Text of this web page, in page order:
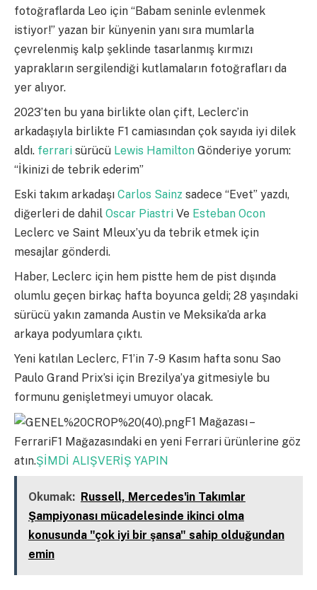
fotoğraflarda Leo için “Babam seninle evlenmek
istiyor!” yazan bir künyenin yanı sıra mumlarla
çevrelenmiş kalp şeklinde tasarlanmış kırmızı
yaprakların sergilendiği kutlamaların fotoğrafları da
yer alıyor.
2023’ten bu yana birlikte olan çift, Leclerc’in
arkadaşıyla birlikte F1 camiasından çok sayıda iyi dilek
aldı. ferrari sürücü Lewis Hamilton Gönderiye yorum:
“İkinizi de tebrik ederim”
Eski takım arkadaşı Carlos Sainz sadece “Evet” yazdı,
diğerleri de dahil Oscar Piastri Ve Esteban Ocon
Leclerc ve Saint Mleux’yu da tebrik etmek için
mesajlar gönderdi.
Haber, Leclerc için hem pistte hem de pist dışında
olumlu geçen birkaç hafta boyunca geldi; 28 yaşındaki
sürücü yakın zamanda Austin ve Meksika’da arka
arkaya podyumlara çıktı.
Yeni katılan Leclerc, F1’in 7-9 Kasım hafta sonu Sao
Paulo Grand Prix’si için Brezilya’ya gitmesiyle bu
formunu genişletmeyi umuyor olacak.
F1 Mağazası –
FerrariF1 Mağazasındaki en yeni Ferrari ürünlerine göz
atın.ŞİMDİ ALIŞVERİŞ YAPIN
Okumak: Russell, Mercedes'in Takımlar
Şampiyonası mücadelesinde ikinci olma
konusunda "çok iyi bir şansa" sahip olduğundan
emin